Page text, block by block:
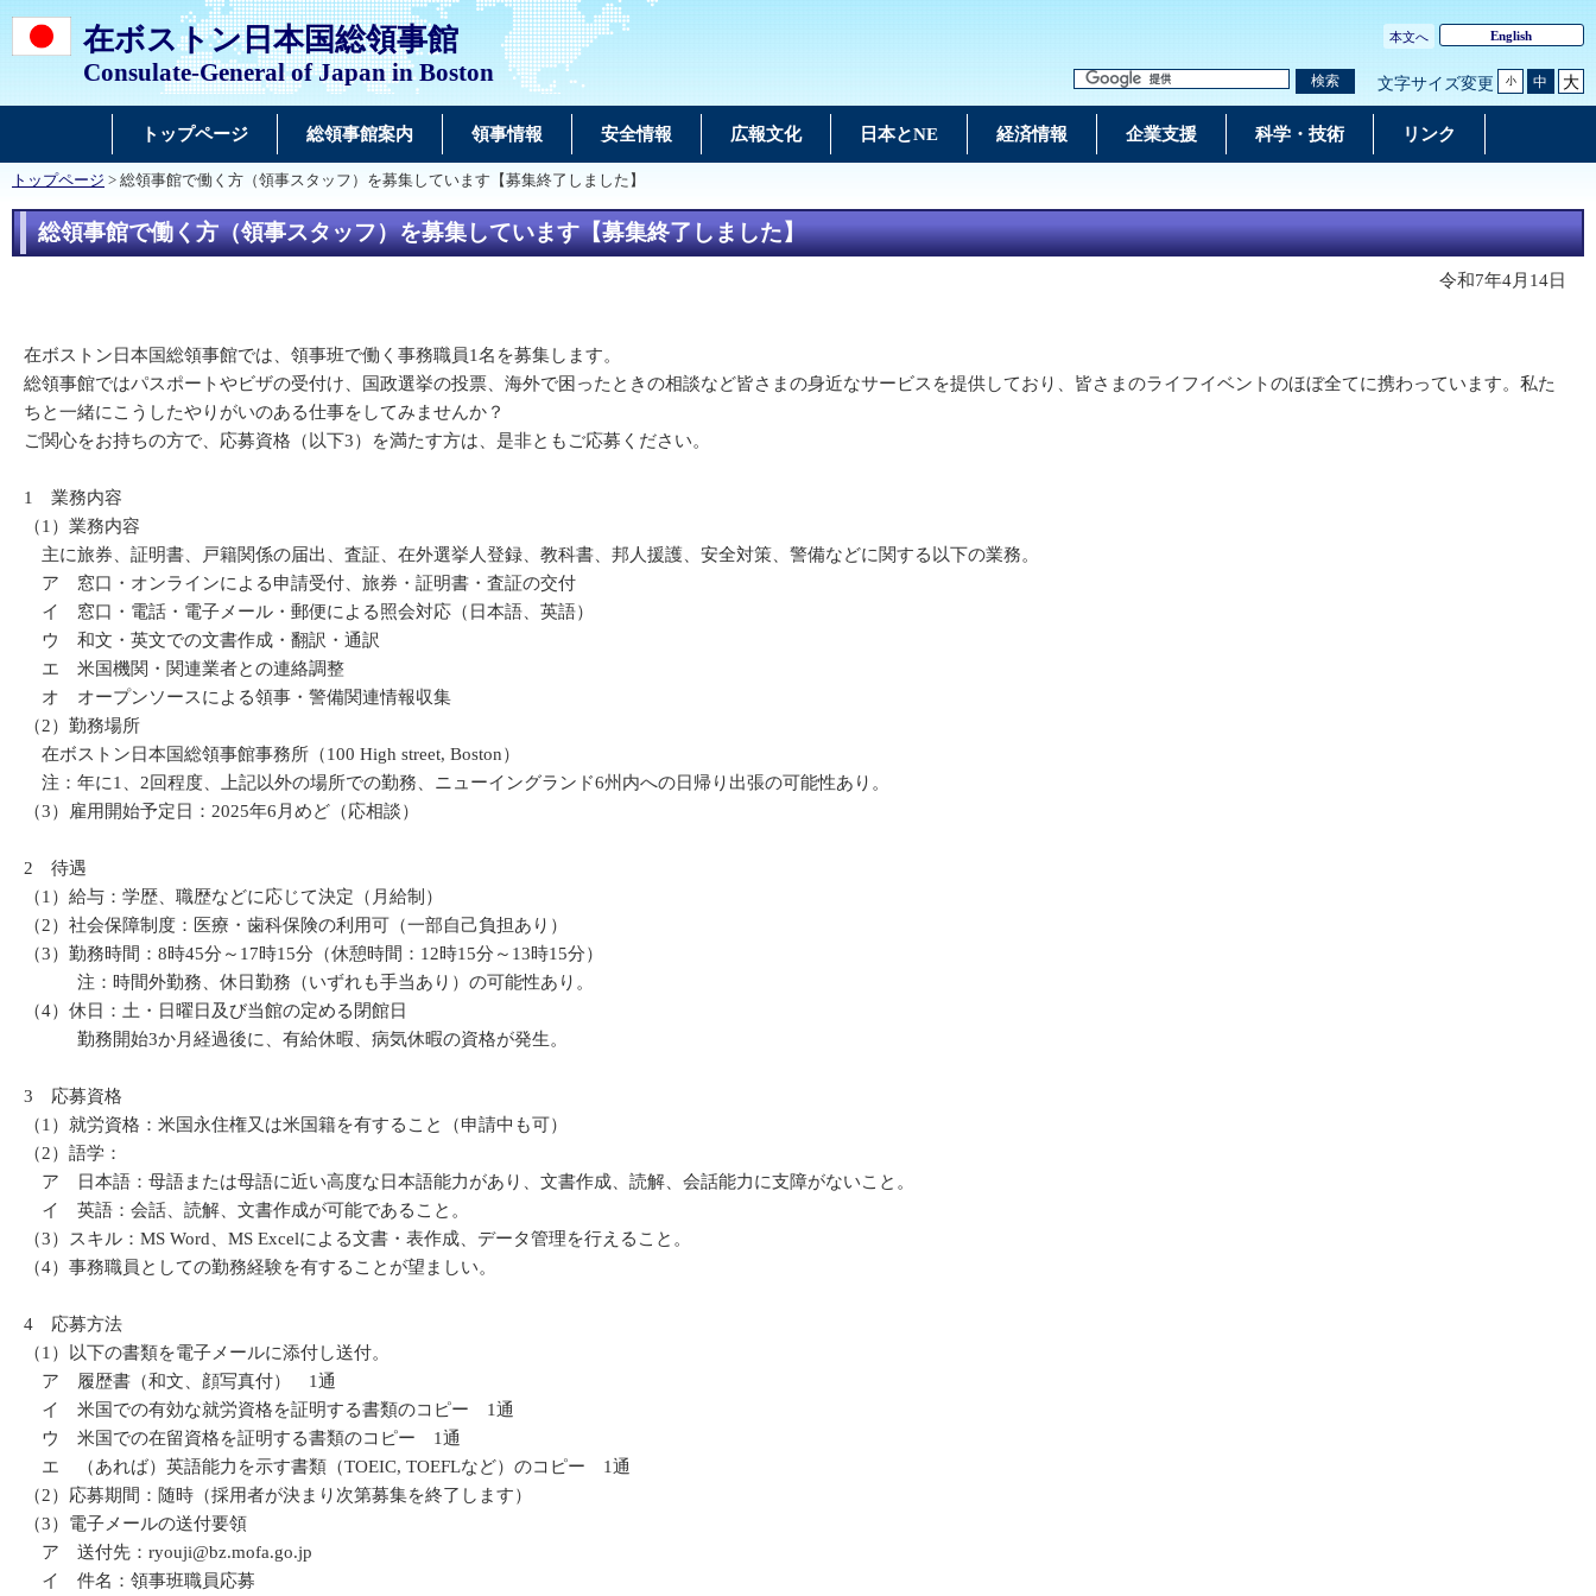
在ボストン日本国総領事館
Consulate-General of Japan in Boston
本文へ English
検索 文字サイズ変更 小 中 大
トップページ 総領事館案内 領事情報 安全情報 広報文化 日本とNE 経済情報 企業支援 科学・技術 リンク
トップページ > 総領事館で働く方（領事スタッフ）を募集しています【募集終了しました】
総領事館で働く方（領事スタッフ）を募集しています【募集終了しました】
令和7年4月14日
在ボストン日本国総領事館では、領事班で働く事務職員1名を募集します。
総領事館ではパスポートやビザの受付け、国政選挙の投票、海外で困ったときの相談など皆さまの身近なサービスを提供しており、皆さまのライフイベントのほぼ全てに携わっています。私た
ちと一緒にこうしたやりがいのある仕事をしてみませんか？
ご関心をお持ちの方で、応募資格（以下3）を満たす方は、是非ともご応募ください。
1 業務内容
（1）業務内容
主に旅券、証明書、戸籍関係の届出、査証、在外選挙人登録、教科書、邦人援護、安全対策、警備などに関する以下の業務。
ア 窓口・オンラインによる申請受付、旅券・証明書・査証の交付
イ 窓口・電話・電子メール・郵便による照会対応（日本語、英語）
ウ 和文・英文での文書作成・翻訳・通訳
エ 米国機関・関連業者との連絡調整
オ オープンソースによる領事・警備関連情報収集
（2）勤務場所
在ボストン日本国総領事館事務所（100 High street, Boston）
注：年に1、2回程度、上記以外の場所での勤務、ニューイングランド6州内への日帰り出張の可能性あり。
（3）雇用開始予定日：2025年6月めど（応相談）
2 待遇
（1）給与：学歴、職歴などに応じて決定（月給制）
（2）社会保障制度：医療・歯科保険の利用可（一部自己負担あり）
（3）勤務時間：8時45分～17時15分（休憩時間：12時15分～13時15分）
注：時間外勤務、休日勤務（いずれも手当あり）の可能性あり。
（4）休日：土・日曜日及び当館の定める閉館日
勤務開始3か月経過後に、有給休暇、病気休暇の資格が発生。
3 応募資格
（1）就労資格：米国永住権又は米国籍を有すること（申請中も可）
（2）語学：
ア 日本語：母語または母語に近い高度な日本語能力があり、文書作成、読解、会話能力に支障がないこと。
イ 英語：会話、読解、文書作成が可能であること。
（3）スキル：MS Word、MS Excelによる文書・表作成、データ管理を行えること。
（4）事務職員としての勤務経験を有することが望ましい。
4 応募方法
（1）以下の書類を電子メールに添付し送付。
ア 履歴書（和文、顔写真付） 1通
イ 米国での有効な就労資格を証明する書類のコピー 1通
ウ 米国での在留資格を証明する書類のコピー 1通
エ （あれば）英語能力を示す書類（TOEIC, TOEFLなど）のコピー 1通
（2）応募期間：随時（採用者が決まり次第募集を終了します）
（3）電子メールの送付要領
ア 送付先：ryouji@bz.mofa.go.jp
イ 件名：領事班職員応募